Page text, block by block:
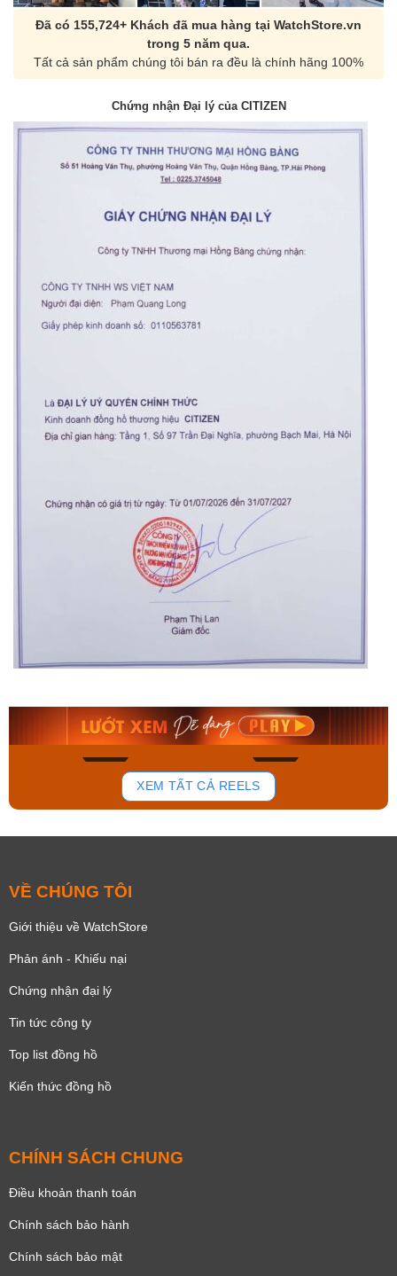
Đã có 155,724+ Khách đã mua hàng tại WatchStore.vn
trong 5 năm qua.
Tất cả sản phẩm chúng tôi bán ra đều là chính hãng 100%
Chứng nhận Đại lý của CITIZEN
165
Orient Nam RA-
Mua ngay
Casio Nam MTS-
Mua ngay
XEM TẤT CẢ REELS
VỀ CHÚNG TÔI
Giới thiệu về WatchStore
Phản ánh - Khiếu nại
Chứng nhận đại lý
Tin tức công ty
Top list đồng hồ
Kiến thức đồng hồ
CHÍNH SÁCH CHUNG
Điều khoản thanh toán
Chính sách bảo hành
Chính sách bảo mật